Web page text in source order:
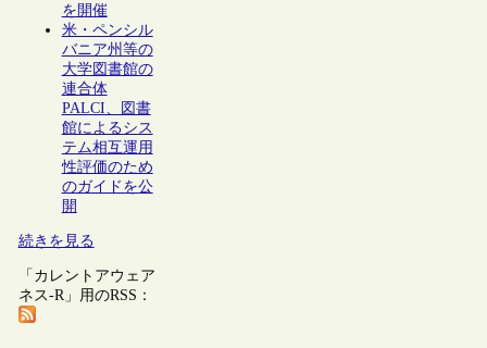
を開催
米・ペンシル
バニア州等の
大学図書館の
連合体
PALCI、図書
館によるシス
テム相互運用
性評価のため
のガイドを公
開
続きを見る
「カレントアウェア
ネス-R」用のRSS：